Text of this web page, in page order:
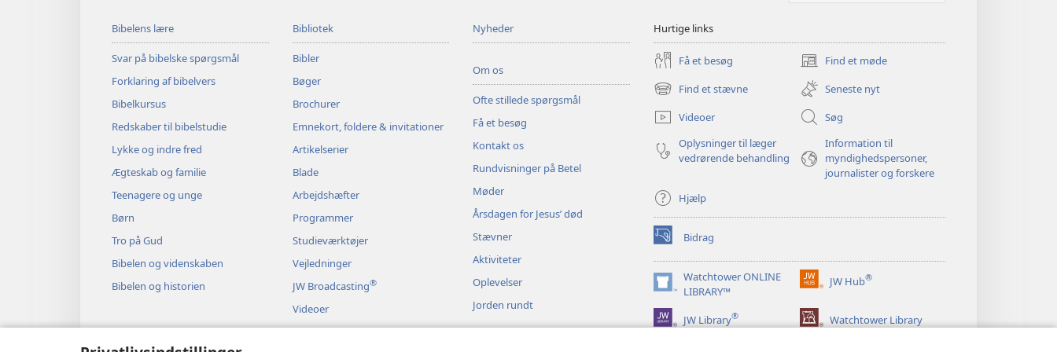
Bibelens lære
Svar på bibelske spørgsmål
Forklaring af bibelvers
Bibelkursus
Redskaber til bibelstudie
Lykke og indre fred
Ægteskab og familie
Teenagere og unge
Børn
Tro på Gud
Bibelen og videnskaben
Bibelen og historien
Bibliotek
Bibler
Bøger
Brochurer
Emnekort, foldere & invitationer
Artikelserier
Blade
Arbejdshæfter
Programmer
Studieværktøjer
Vejledninger
JW Broadcasting®
Videoer
Musik
Nyheder
Om os
Ofte stillede spørgsmål
Få et besøg
Kontakt os
Rundvisninger på Betel
Møder
Årsdagen for Jesus’ død
Stævner
Aktiviteter
Oplevelser
Jorden rundt
Hurtige links
Få et besøg Find et møde
(åbner
nyt
vindue)
Find et stævne
(åbner
nyt
vindue)
Seneste nyt
Videoer
Søg
Oplysninger til læger
vedrørende behandling
Information til
myndighedspersoner,
journalister og forskere
Hjælp
Bidrag
(åbner
nyt
vindue)Watchtower ONLINE
LIBRARY™
(åbner
nyt
vindue)
JW Hub®
(åbner
vindue)
JW Library® Watchtower Library